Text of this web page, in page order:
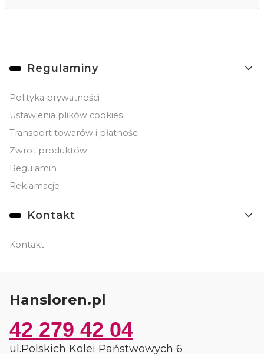
Linki w stopce
Regulaminy
Polityka prywatności
Ustawienia plików cookies
Transport towarów i płatności
Zwrot produktów
Regulamin
Reklamacje
Kontakt
Kontakt
Hansloren.pl
42 279 42 04
ul.Polskich Kolei Państwowych 6